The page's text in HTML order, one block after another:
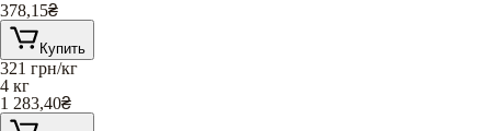
378,15₴
Купить
321 грн/кг
4 кг
1 283,40₴